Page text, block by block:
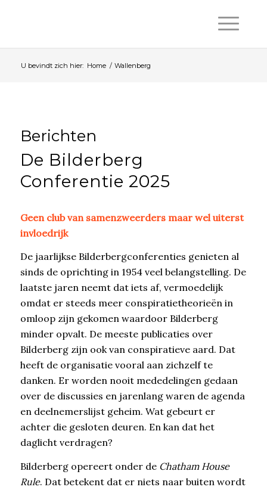
U bevindt zich hier: Home / Wallenberg
Berichten
De Bilderberg
Conferentie 2025
Geen club van samenzweerders maar wel uiterst
invloedrijk
De jaarlijkse Bilderbergconferenties genieten al
sinds de oprichting in 1954 veel belangstelling. De
laatste jaren neemt dat iets af, vermoedelijk
omdat er steeds meer conspiratietheorieën in
omloop zijn gekomen waardoor Bilderberg
minder opvalt. De meeste publicaties over
Bilderberg zijn ook van conspiratieve aard. Dat
heeft de organisatie vooral aan zichzelf te
danken. Er worden nooit mededelingen gedaan
over de discussies en jarenlang waren de agenda
en deelnemerslijst geheim. Wat gebeurt er
achter die gesloten deuren. En kan dat het
daglicht verdragen?
Bilderberg opereert onder de Chatham House
Rule. Dat betekent dat er niets naar buiten wordt